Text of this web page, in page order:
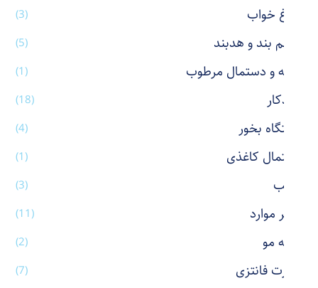
چراغ خواب (3)
چشم بند و هدبند (5)
حوله و دستمال مرطوب (1)
خودکار (18)
دستگاه بخور (4)
دستمال کاغذی (1)
رژ لب (3)
سایر موارد (11)
شانه مو (2)
شورت فانتزی (7)